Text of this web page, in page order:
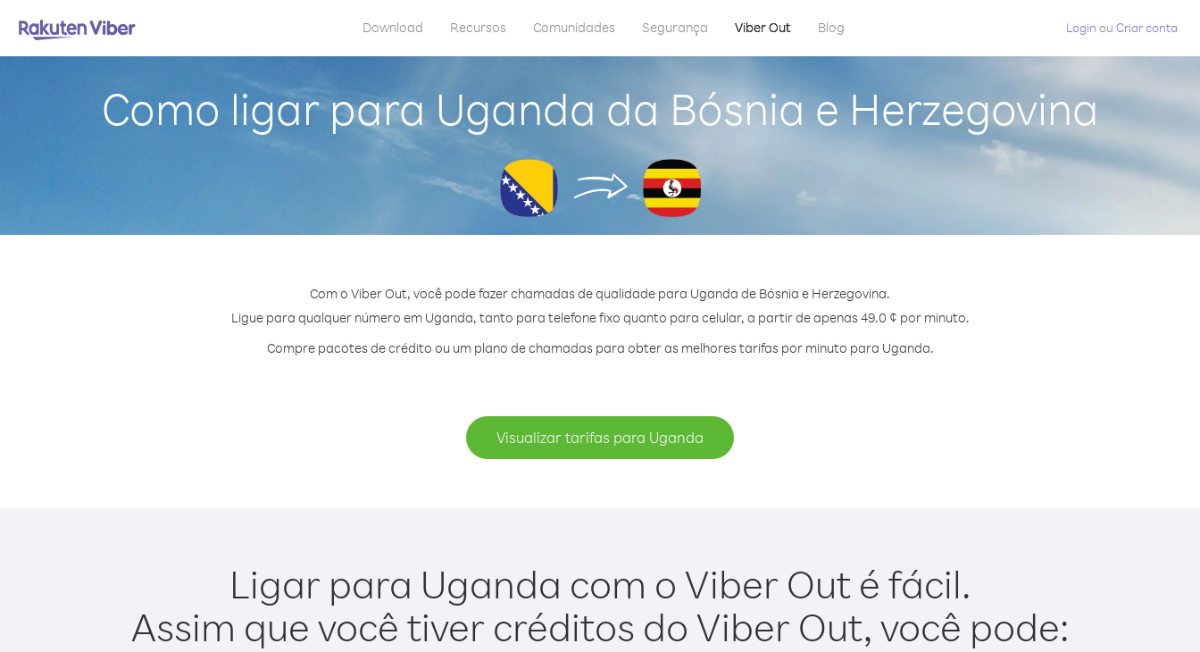
Download Recursos Comunidades Segurança Viber Out Blog Login ou Criar conta
Como ligar para Uganda da Bósnia e Herzegovina
Com o Viber Out, você pode fazer chamadas de qualidade para Uganda de Bósnia e Herzegovina.
Ligue para qualquer número em Uganda, tanto para telefone fixo quanto para celular, a partir de apenas 49.0 ¢ por minuto.
Compre pacotes de crédito ou um plano de chamadas para obter as melhores tarifas por minuto para Uganda.
Visualizar tarifas para Uganda
Ligar para Uganda com o Viber Out é fácil.
Assim que você tiver créditos do Viber Out, você pode: